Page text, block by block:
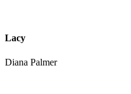
Lacy
Diana Palmer